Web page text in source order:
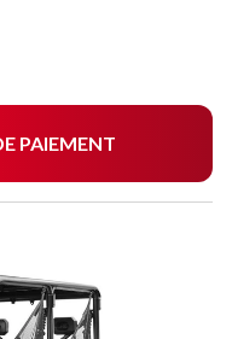
PAIEMENT